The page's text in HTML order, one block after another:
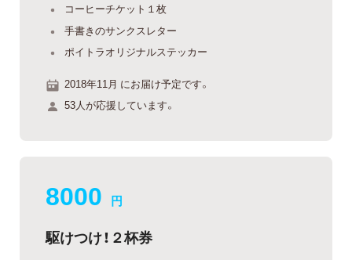
コーヒーチケット１枚
手書きのサンクスレター
ポイトラオリジナルステッカー
2018年11月 にお届け予定です。
53人が応援しています。
8000 円
駆けつけ！２杯券